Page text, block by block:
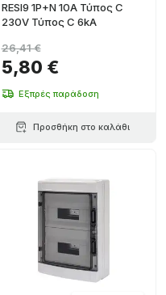
RESI9 1P+N 10A Τύπος C
230V Τύπος C 6kA
5,80 €
26,41 €
Εξπρές παράδοση
Προσθήκη στο καλάθι